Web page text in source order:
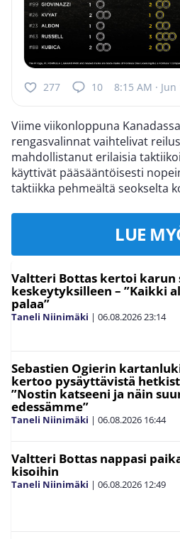
277 10 8:15 AM ·
Viime viikonloppuna
rengasvalinnat vaihtelivat
mahdollistanut erilaisia
käyttivät pääsääntöisesti
taktiikka pehmeältä seokselta
LUE
Valtteri Bottas kertoi karun
keskeytyksilleen – ”Kaikki
palaa”
Taneli Niinimäki | 06.08.202623:14
Sebastien Ogierin
kertoo pysäyttävistä
”Nostin katseeni ja näin
edessämme”
Taneli Niinimäki | 06.08.2026 16:44
Valtteri Bottas nappasi
kisoihin
Taneli Niinimäki | 06.08.2026 12:49